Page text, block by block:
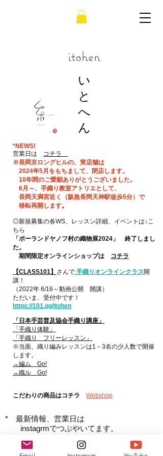
itohen
い
と
へ
ん
*NEWS!
営業日は コチラ
※長岡京ロングヒルの、実店舗は
2024年5月をもちまして、閉店します。
10年間のご愛顧ありがとうございました。
6月～、手織り教室アトリエとして、
長岡天満宮近く（阪急長岡天神駅徒歩5分）で
移転再開します。
◎新規募集の各WS、レッスン詳細、イベントは↓こ
ちら
「ポーランドヤノフ村の織物展2024」 終了しまし
た。
期間限定オンラインショップは コチラ
【CLASS101】 さんで 手織りオンラインクラス開
講！
（2022年 6/16～動画公開 開講）
​ただいま、受付中です！
https://101.gg/itohen
「日本手芸普及協会手織り講座」
「手織り体験」
「手織り フリーレッスン」
※当面、 織り 編みレッスンは1－3名の少人数で開催
します。
→編ム Go!
→織ル Go!
こだわりの商品はコチラ Webshop
* 最新情報、営業日は
instagrmでつぶやいてます。